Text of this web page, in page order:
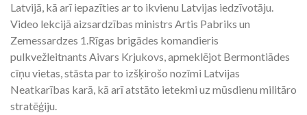
Latvijā, kā arī iepazīties ar to ikvienu Latvijas iedzīvotāju.
Video lekcijā aizsardzības ministrs Artis Pabriks un
Zemessardzes 1.Rīgas brigādes komandieris
pulkvežleitnants Aivars Krjukovs, apmeklējot Bermontiādes
cīņu vietas, stāsta par to izšķirošo nozīmi Latvijas
Neatkarības karā, kā arī atstāto ietekmi uz mūsdienu militāro
stratēģiju.